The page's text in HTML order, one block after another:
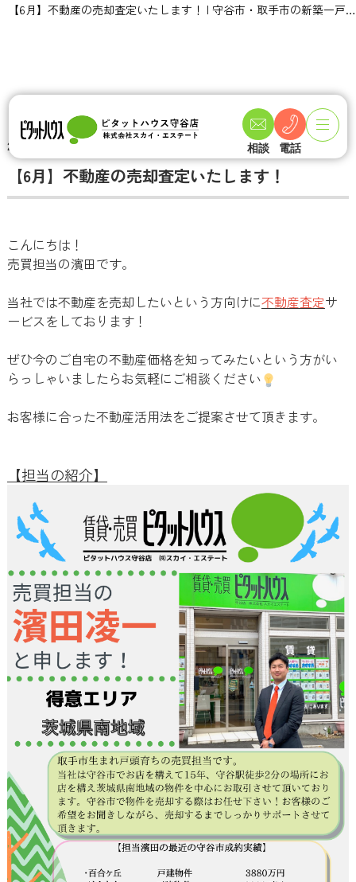
【6月】不動産の売却査定いたします！ | 守谷市・取手市の新築一戸建て・土地・一軒家購入情報ならピタットハウス守谷店 スカイ・エステート
相談 電話
不動産ブログ一覧 【6月】不動産の売却査定いたします！
2023-06-22
【6月】不動産の売却査定いたします！
こんにちは！
売買担当の濱田です。
当社では不動産を売却したいという方向けに不動産査定サ
ービスをしております！
ぜひ今のご自宅の不動産価格を知ってみたいという方がい
らっしゃいましたらお気軽にご相談ください
お客様に合った不動産活用法をご提案させて頂きます。
【担当の紹介】